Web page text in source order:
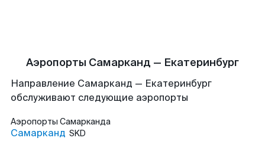
Аэропорты Самарканд — Екатеринбург
Направление Самарканд — Екатеринбург
обслуживают следующие аэропорты
Аэропорты Самарканда
Самарканд SKD